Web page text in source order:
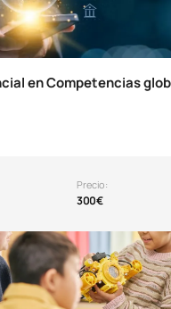
en Competencias
Precio:
300€
disruptiva: